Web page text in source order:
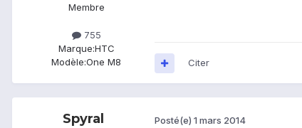
Membre
755
Marque:HTC
Modèle:One M8 Citer
Spyral Posté(e) 1 mars 2014